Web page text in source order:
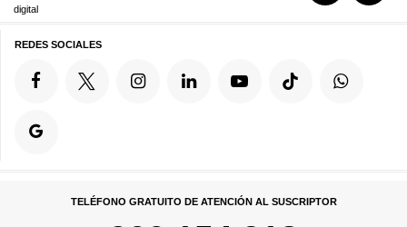
digital
REDES SOCIALES
TELÉFONO GRATUITO DE ATENCIÓN AL SUSCRIPTOR